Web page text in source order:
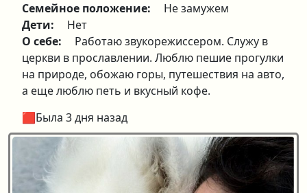
Семейное положение:
Не замужем
Дети:
Нет
О себе:
Работаю звукорежиссером. Служу в
церкви в прославлении. Люблю пешие прогулки
на природе, обожаю горы, путешествия на авто,
а еще люблю петь и вкусный кофе.
🟥Была 3 дня назад